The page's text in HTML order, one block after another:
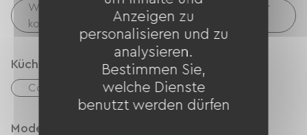
Charente.
Wäschemöglichkeiten vorhanden (kostenlos oder
kostenpflichtig)
Küche
Congélateur Kühlschrank
Modes de paiement
Anzeigen zu
personalisieren und zu
analysieren.
Bestimmen Sie,
welche Dienste
benutzt werden dürfen